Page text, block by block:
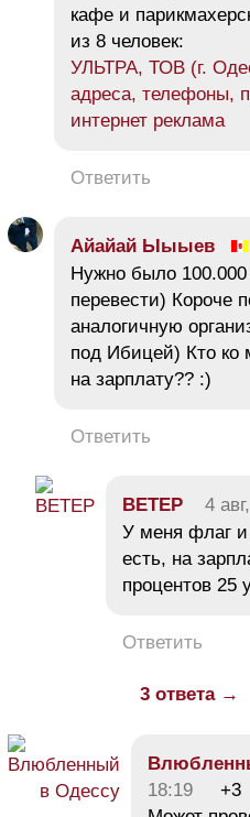
кафе и
из 8 человек:
УЛЬТРА, ТОВ (г.
адреса, телефоны,
интернет реклама
Ответить
Айайай Ыыыев
Нужно было
перевести) Короче
аналогичную
под Ибицей) Кто ко
на зарплату?? :)
Ответить
BETEP 4
У меня флаг и
есть, на
процентов 25
Ответить
3 ответа →
18:19
+3